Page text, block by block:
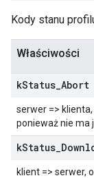
Kody stanu
Właściwości
kStatus Abort
serwer =>
ponieważ nie ma
kStatus
klient => serwer,